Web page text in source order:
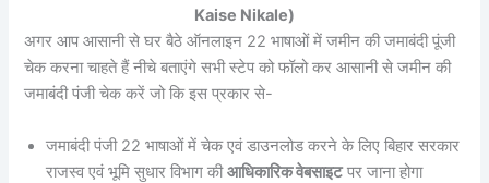
Kaise Nikale)
अगर आप आसानी से घर बैठे ऑनलाइन 22 भाषाओं में जमीन की जमाबंदी पूंजी
चेक करना चाहते हैं नीचे बताएंगे सभी स्टेप को फॉलो कर आसानी से जमीन की
जमाबंदी पंजी चेक करें जो कि इस प्रकार से-
जमाबंदी पंजी 22 भाषाओं में चेक एवं डाउनलोड करने के लिए बिहार सरकार
राजस्व एवं भूमि सुधार विभाग कीआधिकारिक वेबसाइटपर जाना होगा